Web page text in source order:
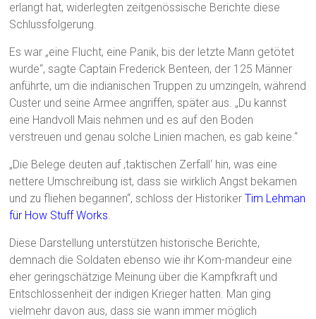
erlangt hat, widerlegten zeitgenössische Berichte diese
Schlussfolgerung.
Es war „eine Flucht, eine Panik, bis der letzte Mann getötet
wurde“, sagte Captain Frederick Benteen, der 125 Männer
anführte, um die indianischen Truppen zu umzingeln, während
Custer und seine Armee angriffen, später aus. „Du kannst
eine Handvoll Mais nehmen und es auf den Boden
verstreuen und genau solche Linien machen, es gab keine.“
„Die Belege deuten auf ‚taktischen Zerfall‘ hin, was eine
nettere Umschreibung ist, dass sie wirklich Angst bekamen
und zu fliehen begannen“, schloss der HistorikerTim Lehman
für How Stuff Works.
Diese Darstellung unterstützen historische Berichte,
demnach die Soldaten ebenso wie ihr Kom-mandeur eine
eher geringschätzige Meinung über die Kampfkraft und
Entschlossenheit der indigen Krieger hatten. Man ging
vielmehr davon aus, dass sie wann immer möglich